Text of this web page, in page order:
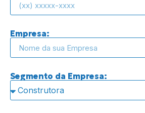
Empresa:
Segmento da Empresa: